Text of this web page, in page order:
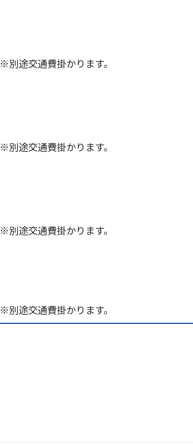
※別途交通費掛かります。
※別途交通費掛かります。
※別途交通費掛かります。
※別途交通費掛かります。